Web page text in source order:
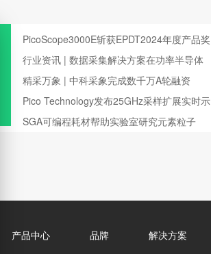
PicoScope3000E斩获EPDT2024年度产品奖
行业资讯 | 数据采集解决方案在功率半导体
测试领域的应用
精采万象 | 中科采象完成数千万A轮融资
Pico Technology发布25GHz采样扩展实时示
波器
SGA可编程耗材帮助实验室研究元素粒子
产品中心 品牌 解决方案